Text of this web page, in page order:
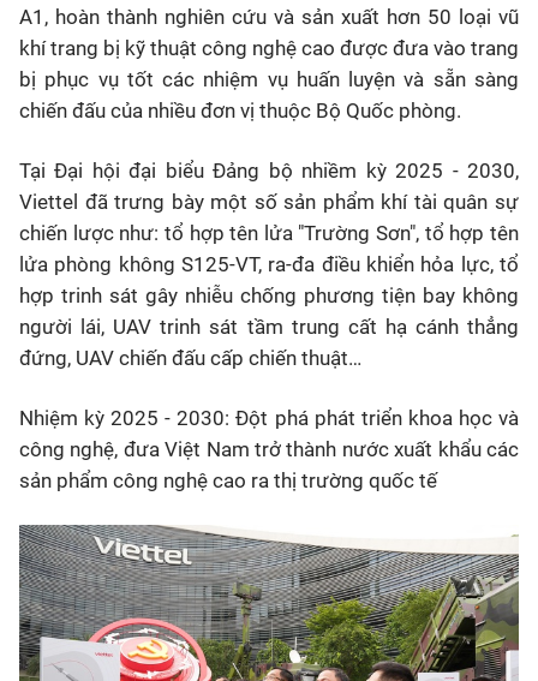
A1, hoàn thành nghiên cứu và sản xuất hơn 50 loại vũ
khí trang bị kỹ thuật công nghệ cao được đưa vào trang
bị phục vụ tốt các nhiệm vụ huấn luyện và sẵn sàng
chiến đấu của nhiều đơn vị thuộc Bộ Quốc phòng.
Tại Đại hội đại biểu Đảng bộ nhiềm kỳ 2025 - 2030,
Viettel đã trưng bày một số sản phẩm khí tài quân sự
chiến lược như: tổ hợp tên lửa "Trường Sơn", tổ hợp tên
lửa phòng không S125-VT, ra-đa điều khiển hỏa lực, tổ
hợp trinh sát gây nhiễu chống phương tiện bay không
người lái, UAV trinh sát tầm trung cất hạ cánh thẳng
đứng, UAV chiến đấu cấp chiến thuật…
Nhiệm kỳ 2025 - 2030: Đột phá phát triển khoa học và
công nghệ, đưa Việt Nam trở thành nước xuất khẩu các
sản phẩm công nghệ cao ra thị trường quốc tế